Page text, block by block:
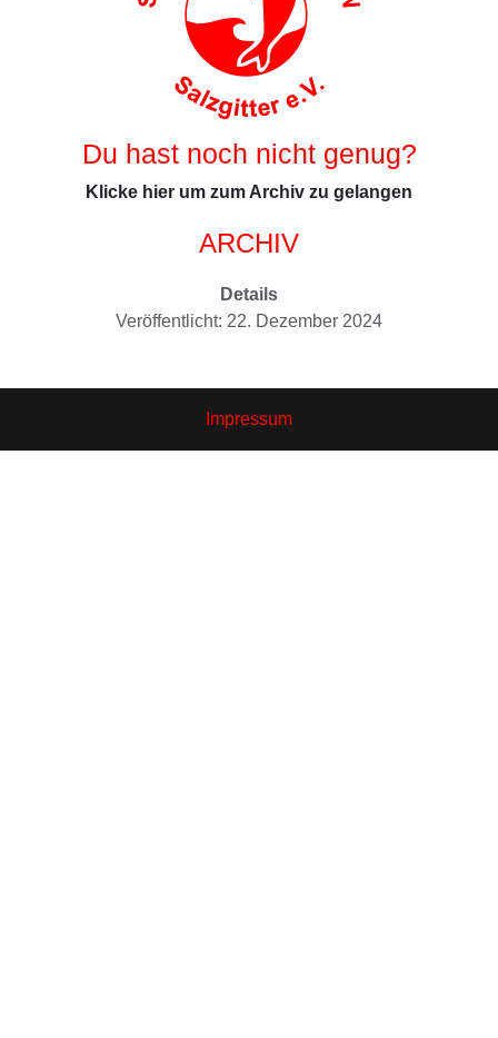
Du hast noch nicht genug?
Klicke hier um zum Archiv zu gelangen
ARCHIV
Details
Veröffentlicht: 22. Dezember 2024
Impressum